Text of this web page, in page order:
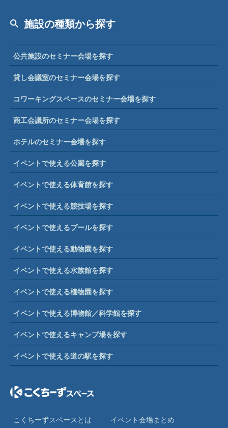
施設の種類から探す
公共施設のセミナー会場を探す
貸し会議室のセミナー会場を探す
コワーキングスペースのセミナー会場を探す
商工会議所のセミナー会場を探す
ホテルのセミナー会場を探す
イベントで使える公園を探す
イベントで使える体育館を探す
イベントで使える競技場を探す
イベントで使えるプールを探す
イベントで使える動物園を探す
イベントで使える水族館を探す
イベントで使える植物園を探す
イベントで使える博物館／科学館を探す
イベントで使えるキャンプ場を探す
イベントで使える道の駅を探す
こくちーずスペースとは イベント会場まとめ